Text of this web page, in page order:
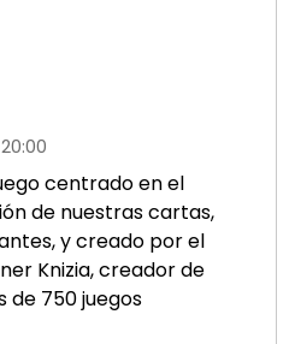
centrado en el
de nuestras cartas,
y creado por el
Knizia, creador de
de 750 juegos